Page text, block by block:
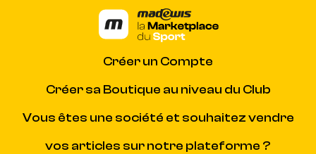
Créer un Compte
Créer sa Boutique au niveau du Club
Vous êtes une société et souhaitez vendre
vos articles sur notre plateforme ?